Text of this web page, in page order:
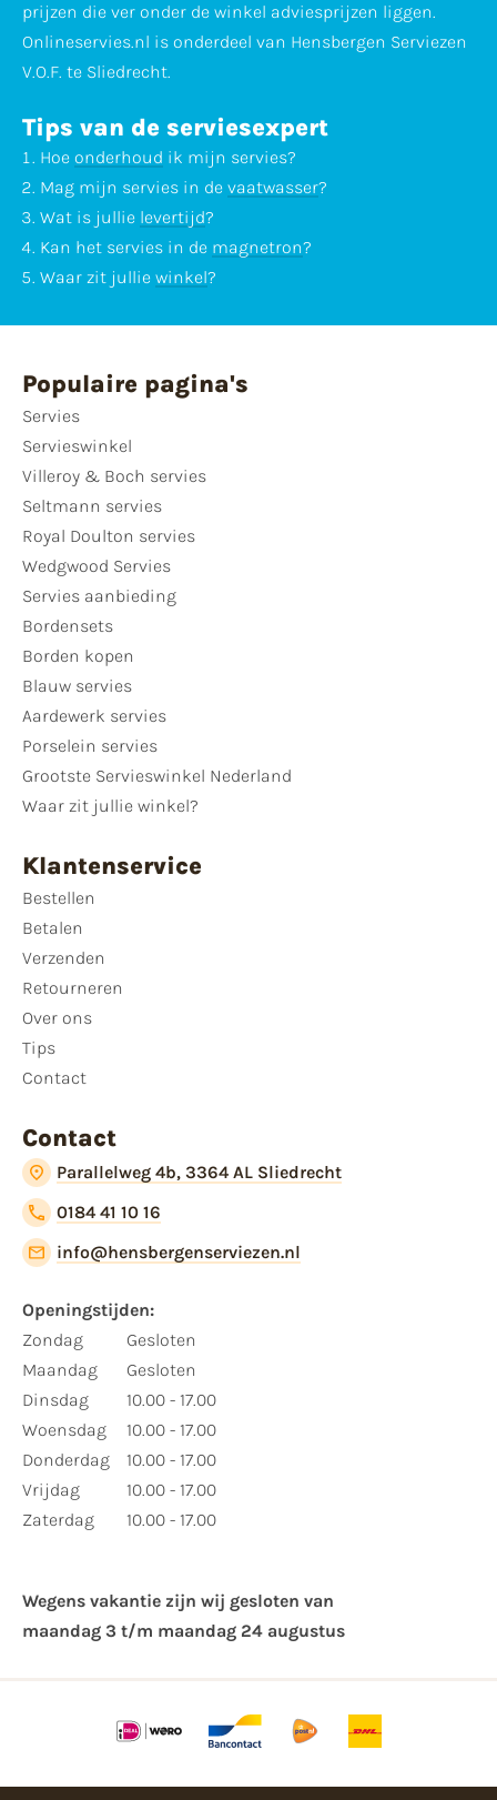
prijzen die ver onder de winkel adviesprijzen liggen.
Onlineservies.nl is onderdeel van Hensbergen Serviezen
V.O.F. te Sliedrecht.
Tips van de serviesexpert
Hoe onderhoud ik mijn servies?
Mag mijn servies in de vaatwasser?
Wat is jullie levertijd?
Kan het servies in de magnetron?
Waar zit jullie winkel?
Populaire pagina's
Servies
Servieswinkel
Villeroy & Boch servies
Seltmann servies
Royal Doulton servies
Wedgwood Servies
Servies aanbieding
Bordensets
Borden kopen
Blauw servies
Aardewerk servies
Porselein servies
Grootste Servieswinkel Nederland
Waar zit jullie winkel?
Klantenservice
Bestellen
Betalen
Verzenden
Retourneren
Over ons
Tips
Contact
Contact
Parallelweg 4b, 3364 AL Sliedrecht
0184 41 10 16
info@hensbergenserviezen.nl
Openingstijden:
Zondag
Maandag
Dinsdag
Woensdag
Donderdag
Vrijdag
Zaterdag
Gesloten
Gesloten
10.00 - 17.00
10.00 - 17.00
10.00 - 17.00
10.00 - 17.00
10.00 - 17.00
Wegens vakantie zijn wij gesloten van ​
maandag 3 t/m maandag 24 augustus